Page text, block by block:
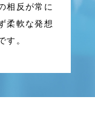
相反が常に
柔軟な発想
す。